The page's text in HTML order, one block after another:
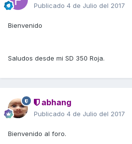
Publicado 4 de Julio del 2017
Bienvenido
Saludos desde mi SD 350 Roja.
abhang
Publicado 4 de Julio del 2017
Bienvenido al foro.